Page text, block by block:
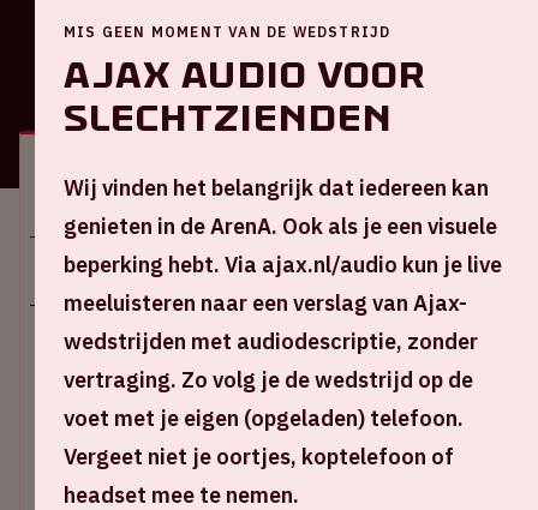
Zondag 24 augustus
Locatie en tijd
Zo 24 augustus 2025
Johan Cruijff ArenA
Stadion open: 15:15 uur
Start wedstrijd: 16:45 uur
Einde wedstrijd: 18:30 uur
MIS GEEN MOMENT VAN DE WEDSTRIJD
Ajax audio voor
slechtzienden
Wij vinden het belangrijk dat iedereen kan
genieten in de ArenA. Ook als je een visuele
beperking hebt. Via ajax.nl/audio kun je live
meeluisteren naar een verslag van Ajax-
wedstrijden met audiodescriptie, zonder
vertraging. Zo volg je de wedstrijd op de
voet met je eigen (opgeladen) telefoon.
Vergeet niet je oortjes, koptelefoon of
headset mee te nemen.